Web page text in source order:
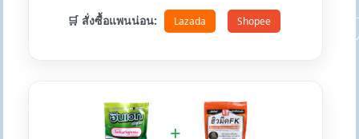
🛒 สั่งซื้อแพนน่อน: Lazada Shopee
+